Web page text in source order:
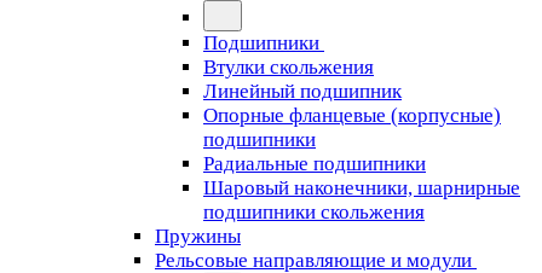
Подшипники
Втулки скольжения
Линейный подшипник
Опорные фланцевые (корпусные)
подшипники
Радиальные подшипники
Шаровый наконечники, шарнирные
подшипники скольжения
Пружины
Рельсовые направляющие и модули